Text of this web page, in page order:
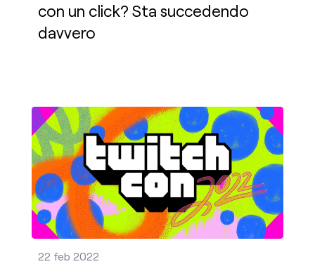
con un click? Sta succedendo
davvero
22 feb 2022
TwitchCon. È. Tornato! Ecco tutti i dettagli.